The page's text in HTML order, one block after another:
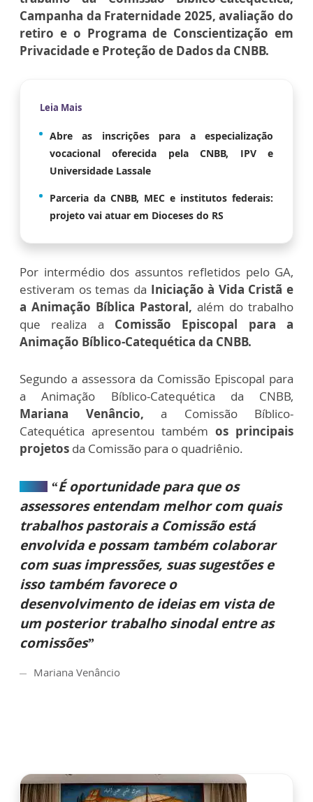
Campanha da Fraternidade 2025, avaliação do
retiro e o Programa de Conscientização em
Privacidade e Proteção de Dados da CNBB.
Leia Mais
Abre as inscrições para a especialização
vocacional oferecida pela CNBB, IPV e
Universidade Lassale
Parceria da CNBB, MEC e institutos federais:
projeto vai atuar em Dioceses do RS
Por intermédio dos assuntos refletidos pelo GA,
estiveram os temas da Iniciação à Vida Cristã e
a Animação Bíblica Pastoral, além do trabalho
que realiza a Comissão Episcopal para a
Animação Bíblico-Catequética da CNBB.
Segundo a assessora da Comissão Episcopal para
a Animação Bíblico-Catequética da CNBB,
Mariana Venâncio, a Comissão Bíblico-
Catequética apresentou também os principais
projetos da Comissão para o quadriênio.
“É oportunidade para que os
assessores entendam melhor com quais
trabalhos pastorais a Comissão está
envolvida e possam também colaborar
com suas impressões, suas sugestões e
isso também favorece o
desenvolvimento de ideias em vista de
um posterior trabalho sinodal entre as
comissões”
Mariana Venâncio